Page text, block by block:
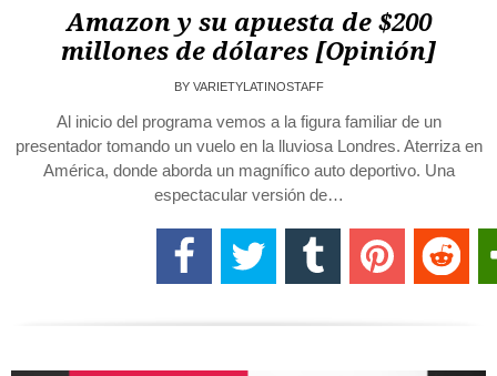
Amazon y su apuesta de $200
millones de dólares [Opinión]
BY VARIETYLATINOSTAFF
Al inicio del programa vemos a la figura familiar de un
presentador tomando un vuelo en la lluviosa Londres. Aterriza en
América, donde aborda un magnífico auto deportivo. Una
espectacular versión de…